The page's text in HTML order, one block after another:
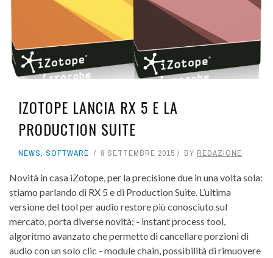
IZOTOPE LANCIA RX 5 E LA
PRODUCTION SUITE
NEWS, SOFTWARE 9 SETTEMBRE 2015 BY REDAZIONE
Novità in casa iZotope, per la precisione due in una volta sola:
stiamo parlando di RX 5 e di Production Suite. L’ultima
versione del tool per audio restore più conosciuto sul
mercato, porta diverse novità: - instant process tool,
algoritmo avanzato che permette di cancellare porzioni di
audio con un solo clic - module chain, possibilità di rimuovere